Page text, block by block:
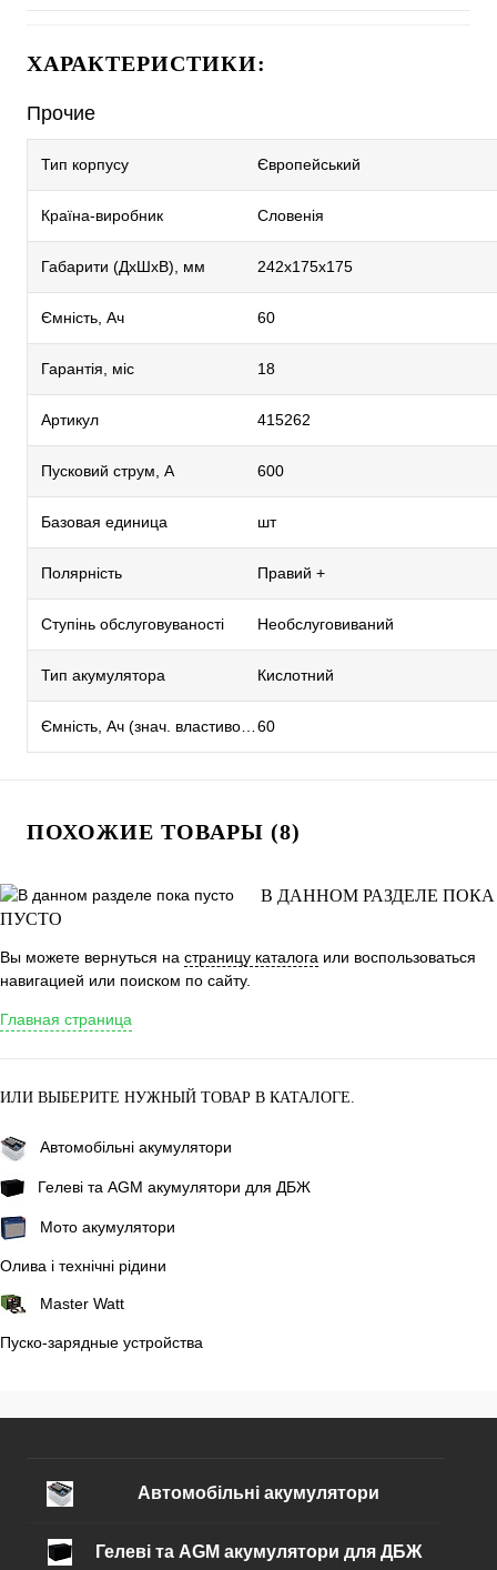
ХАРАКТЕРИСТИКИ:
Прочие
Тип корпусу Європейський
Країна-виробник Словенія
Габарити (ДхШхВ), мм 242х175х175
Ємність, Ач 60
Гарантія, міс 18
Артикул 415262
Пусковий струм, А 600
Базовая единица шт
Полярність Правий +
Ступінь обслуговуваності Необслуговиваний
Тип акумулятора Кислотний
60
ПОХОЖИЕ ТОВАРЫ (8)
В ДАННОМ РАЗДЕЛЕ ПОКА
ПУСТО
Вы можете вернуться на страницу каталога или воспользоваться
навигацией или поиском по сайту.
Главная страница
ИЛИ ВЫБЕРИТЕ НУЖНЫЙ ТОВАР В КАТАЛОГЕ.
Автомобільні акумулятори
Гелеві та AGM акумулятори для ДБЖ
Мото акумулятори
Олива і технічні рідини
Master Watt
Пуско-зарядные устройства
Автомобільні акумулятори
Гелеві та AGM акумулятори для ДБЖ